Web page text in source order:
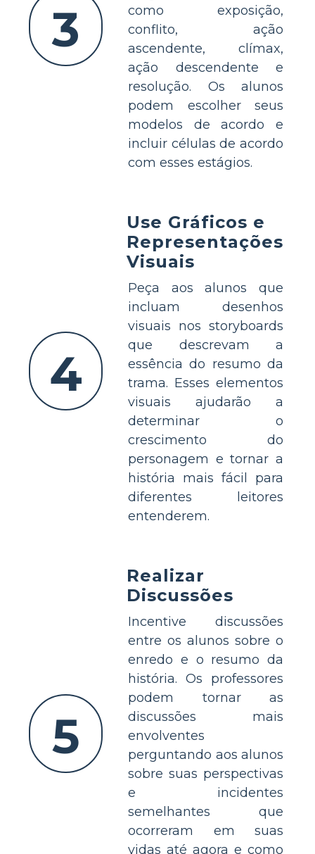
3
como exposição,
conflito, ação
ascendente, clímax,
ação descendente e
resolução. Os alunos
podem escolher seus
modelos de acordo e
incluir células de acordo
com esses estágios.
4
Use Gráficos e
Representações
Visuais
Peça aos alunos que
incluam desenhos
visuais nos storyboards
que descrevam a
essência do resumo da
trama. Esses elementos
visuais ajudarão a
determinar o
crescimento do
personagem e tornar a
história mais fácil para
diferentes leitores
entenderem.
5
Realizar
Discussões
Incentive discussões
entre os alunos sobre o
enredo e o resumo da
história. Os professores
podem tornar as
discussões mais
envolventes
perguntando aos alunos
sobre suas perspectivas
e incidentes
semelhantes que
ocorreram em suas
vidas até agora e como